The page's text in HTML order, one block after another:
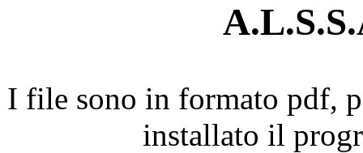
I file sono in formato pdf,
installato il